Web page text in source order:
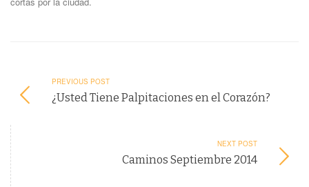
PREVIOUS POST
¿Usted Tiene Palpitaciones en el Corazón?
NEXT POST
Caminos Septiembre 2014